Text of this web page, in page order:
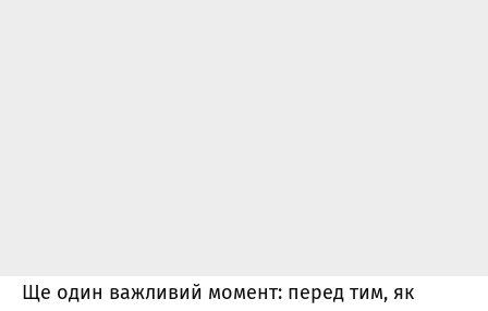
Ще один важливий момент: перед тим, як